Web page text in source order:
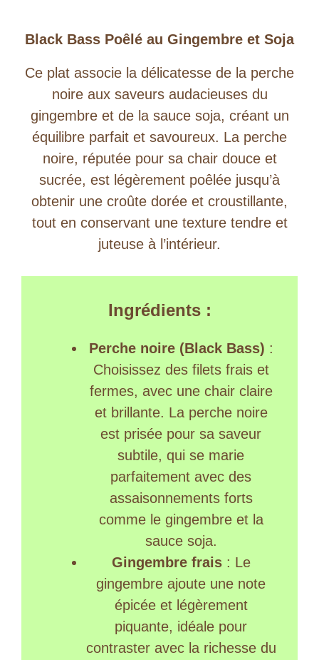
Black Bass Poêlé au Gingembre et Soja
Ce plat associe la délicatesse de la perche
noire aux saveurs audacieuses du
gingembre et de la sauce soja, créant un
équilibre parfait et savoureux. La perche
noire, réputée pour sa chair douce et
sucrée, est légèrement poêlée jusqu’à
obtenir une croûte dorée et croustillante,
tout en conservant une texture tendre et
juteuse à l’intérieur.
Ingrédients :
Perche noire (Black Bass) :
Choisissez des filets frais et
fermes, avec une chair claire
et brillante. La perche noire
est prisée pour sa saveur
subtile, qui se marie
parfaitement avec des
assaisonnements forts
comme le gingembre et la
sauce soja.
Gingembre frais: Le
gingembre ajoute une note
épicée et légèrement
piquante, idéale pour
contraster avec la richesse du